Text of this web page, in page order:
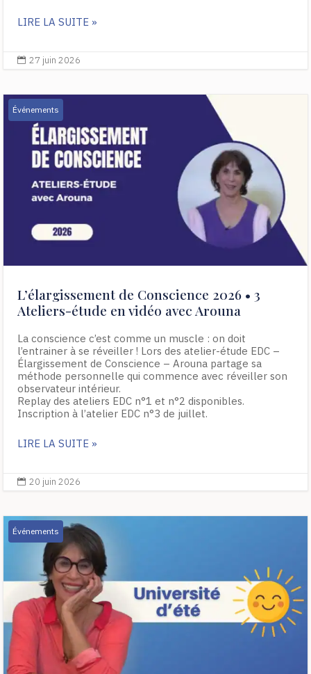
LIRE LA SUITE »
 27 juin 2026
Événements
L’élargissement de Conscience 2026 • 3
Ateliers-étude en vidéo avec Arouna
La conscience c’est comme un muscle : on doit
l’entrainer à se réveiller ! Lors des atelier-étude EDC –
Élargissement de Conscience – Arouna partage sa
méthode personnelle qui commence avec réveiller son
observateur intérieur.
Replay des ateliers EDC n°1 et n°2 disponibles.
Inscription à l’atelier EDC n°3 de juillet.
LIRE LA SUITE »
 20 juin 2026
Événements